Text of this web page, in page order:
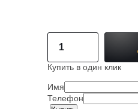
Купить в один клик
Имя
Телефон